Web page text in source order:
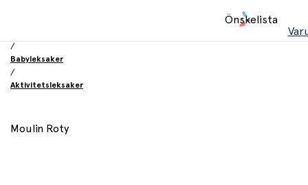
Önskelista
/
Babyleksaker
/
Aktivitetsleksaker
Moulin Roty